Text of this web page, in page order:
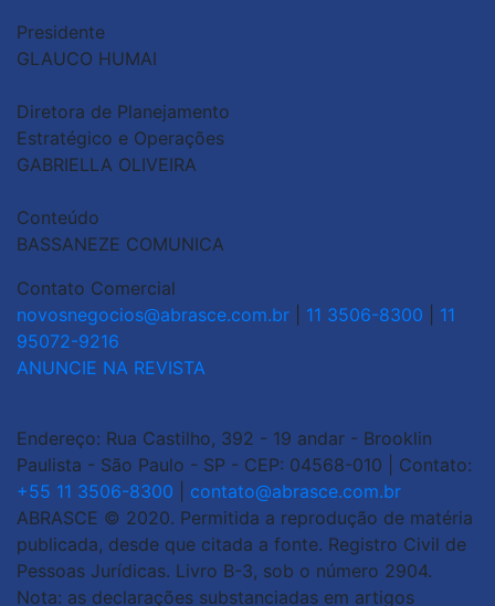
Presidente
GLAUCO HUMAI
Diretora de Planejamento
Estratégico e Operações
GABRIELLA OLIVEIRA
Conteúdo
BASSANEZE COMUNICA
Contato Comercial
novosnegocios@abrasce.com.br
11 3506-8300
11
95072-9216
ANUNCIE NA REVISTA
Endereço: Rua Castilho, 392 - 19 andar - Brooklin
Paulista - São Paulo - SP - CEP: 04568-010 | Contato:
+55 11 3506-8300
contato@abrasce.com.br
ABRASCE © 2020. Permitida a reprodução de matéria
publicada, desde que citada a fonte. Registro Civil de
Pessoas Jurídicas. Livro B-3, sob o número 2904.
Nota: as declarações substanciadas em artigos